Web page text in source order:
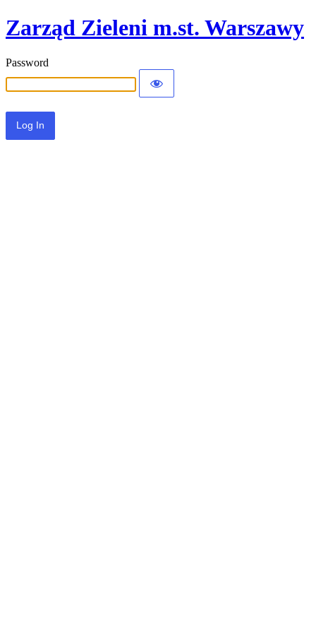
Zarząd Zieleni m.st. Warszawy
Password